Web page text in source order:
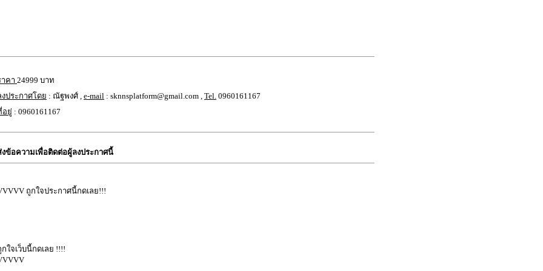
าคา 24999 บาท
งประกาศโดย : ณัฐพงศ์ , e-mail : sknnsplatform@gmail.com , Tel. 0960161167
อยู่ : 0960161167
งข้อความเพื่อติดต่อผู้ลงประกาศนี้
ถูกใจประกาศนี้กดเลย!!!
กใจเว็บนี้กดเลย !!!!